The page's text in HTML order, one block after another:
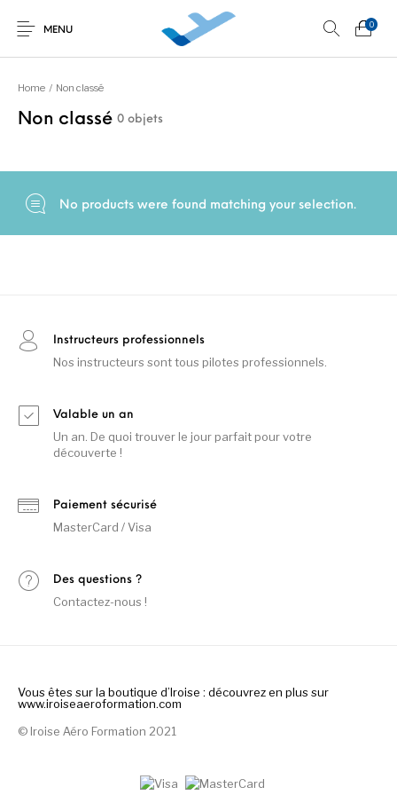
MENU
0
Home / Non classé
Non classé 0 objets
No products were found matching your selection.
Instructeurs professionnels
Nos instructeurs sont tous pilotes professionnels.
Valable un an
Un an. De quoi trouver le jour parfait pour votre
découverte !
Paiement sécurisé
MasterCard / Visa
Des questions ?
Contactez-nous !
Vous êtes sur la boutique d’Iroise : découvrez en plus sur
www.iroiseaeroformation.com
© Iroise Aéro Formation 2021